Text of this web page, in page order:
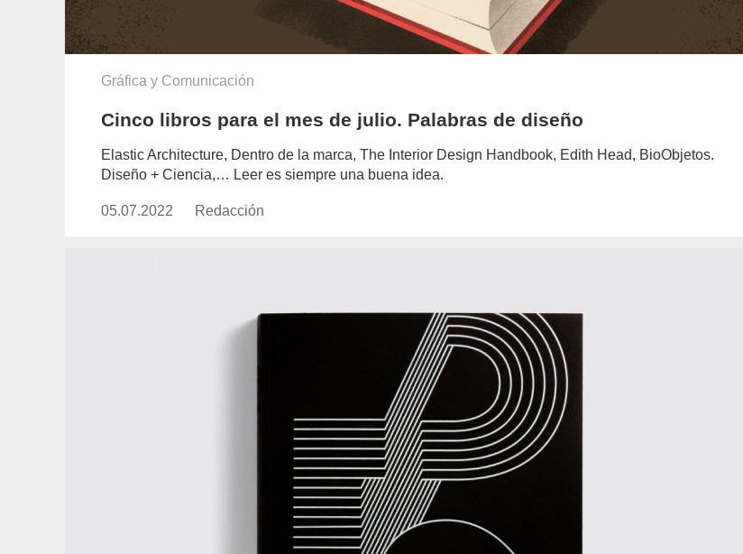
Gráfica y Comunicación
Cinco libros para el mes de julio. Palabras de diseño
Elastic Architecture, Dentro de la marca, The Interior Design Handbook, Edith Head, BioObjetos.
Diseño + Ciencia,… Leer es siempre una buena idea.
Publicado
05.07.2022 https://www.experimenta.es/author/redaccion/
Redacción